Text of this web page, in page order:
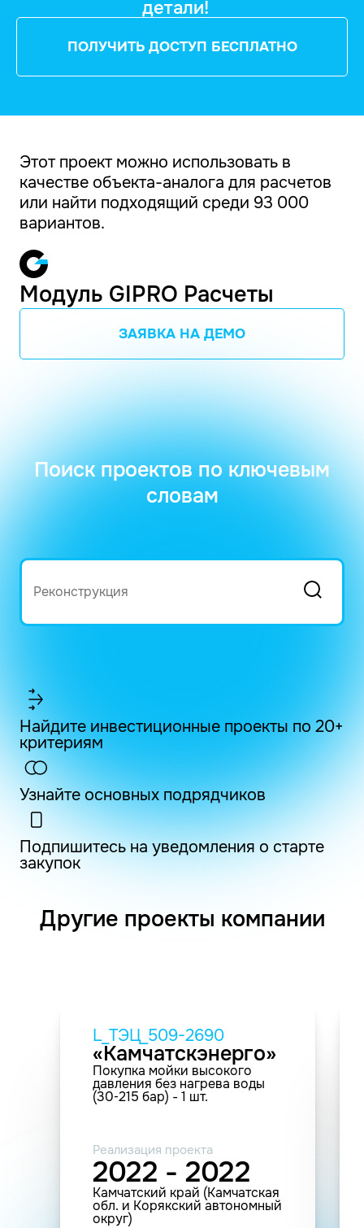
детали!
ПОЛУЧИТЬ ДОСТУП БЕСПЛАТНО
Этот проект можно использовать в
качестве объекта-аналога для расчетов
или найти подходящий среди 93 000
вариантов.
Модуль GIPRO Расчеты
ЗАЯВКА НА ДЕМО
Поиск проектов по ключевым
словам
Найдите инвестиционные проекты по 20+
критериям
Узнайте основных подрядчиков
Подпишитесь на уведомления о старте
закупок
Другие проекты компании
L_ТЭЦ_509-2690
«Камчатскэнерго»
Покупка мойки высокого
давления без нагрева воды
(30‐215 бар) - 1 шт.
Реализация проекта
2022 - 2022
Камчатский край (Камчатская
обл. и Корякский автономный
округ)